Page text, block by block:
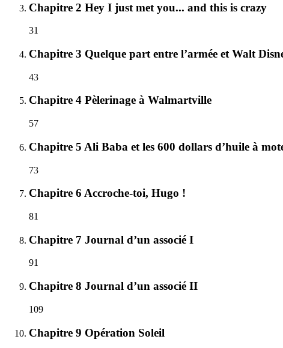
Chapitre 2 Hey I just met you... and this is crazy
31
Chapitre 3 Quelque part entre l’armée et Walt
43
Chapitre 4 Pèlerinage à Walmartville
57
Chapitre 5 Ali Baba et les 600 dollars d’huile à
73
Chapitre 6 Accroche-toi, Hugo !
81
Chapitre 7 Journal d’un associé I
91
Chapitre 8 Journal d’un associé II
109
Chapitre 9 Opération Soleil